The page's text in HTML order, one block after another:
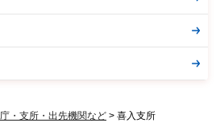
・支所・出先機関など > 喜入支所